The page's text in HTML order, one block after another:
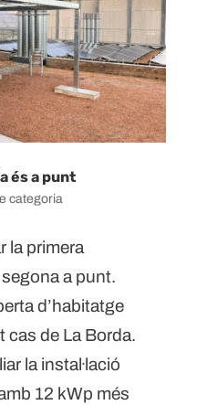
és a punt
categoria
la primera
segona a punt.
d’habitatge
cas de La Borda.
la instal·lació
12 kWp més